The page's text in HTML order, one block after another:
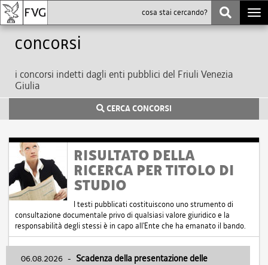
Concorsi
i concorsi indetti dagli enti pubblici del Friuli Venezia
Giulia
CERCA CONCORSI
RISULTATO DELLA
RICERCA PER TITOLO DI
STUDIO
I testi pubblicati costituiscono uno strumento di
consultazione documentale privo di qualsiasi valore giuridico e la
responsabilità degli stessi è in capo all'Ente che ha emanato il bando.
06.08.2026 - Scadenza della presentazione delle